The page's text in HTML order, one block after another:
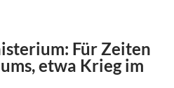
Für Zeiten
etwa Krieg im